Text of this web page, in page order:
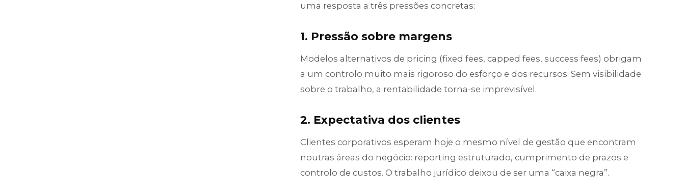
uma resposta a três pressões concretas:
1. Pressão sobre margens
Modelos alternativos de pricing (fixed fees, capped fees, success fees) obrigam
a um controlo muito mais rigoroso do esforço e dos recursos. Sem visibilidade
sobre o trabalho, a rentabilidade torna-se imprevisível.
2. Expectativa dos clientes
Clientes corporativos esperam hoje o mesmo nível de gestão que encontram
noutras áreas do negócio: reporting estruturado, cumprimento de prazos e
controlo de custos. O trabalho jurídico deixou de ser uma “caixa negra”.